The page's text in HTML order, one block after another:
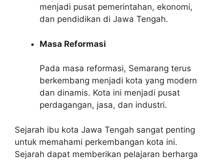
menjadi pusat pemerintahan, ekonomi,
dan pendidikan di Jawa Tengah.
Masa Reformasi
Pada masa reformasi, Semarang terus
berkembang menjadi kota yang modern
dan dinamis. Kota ini menjadi pusat
perdagangan, jasa, dan industri.
Sejarah ibu kota Jawa Tengah sangat penting
untuk memahami perkembangan kota ini.
Sejarah dapat memberikan pelajaran berharga